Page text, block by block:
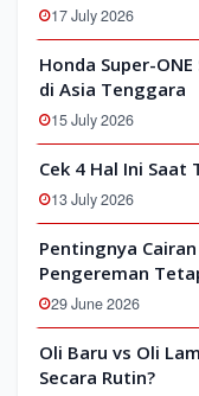
17 July 2026
Honda Super-
di Asia Tenggara
15 July 2026
Cek 4 Hal Ini Saat
13 July 2026
Pentingnya
Pengereman
29 June 2026
Oli Baru vs Oli
Secara Rutin?